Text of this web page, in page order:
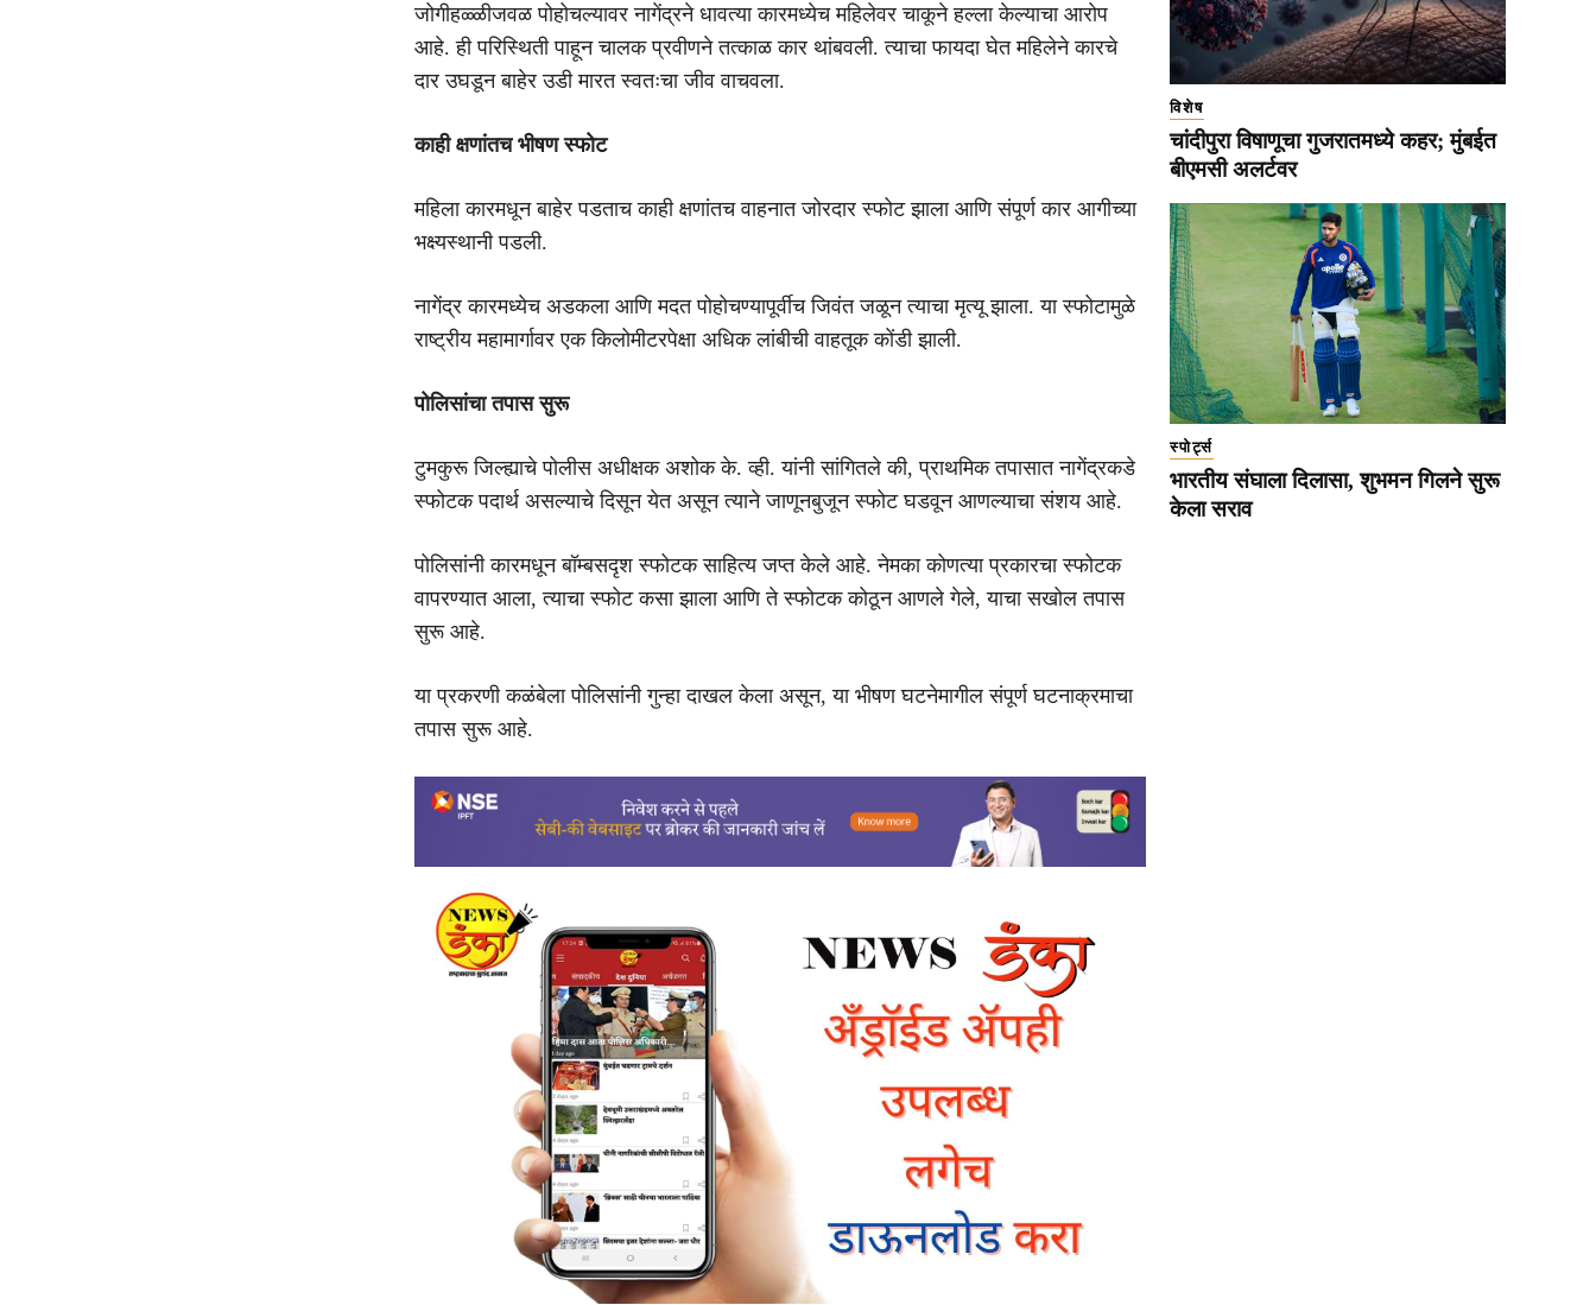
जोगीहळ्ळीजवळ पोहोचल्यावर नागेंद्रने धावत्या कारमध्येच महिलेवर चाकूने हल्ला केल्याचा आरोप
आहे. ही परिस्थिती पाहून चालक प्रवीणने तत्काळ कार थांबवली. त्याचा फायदा घेत महिलेने कारचे
दार उघडून बाहेर उडी मारत स्वतःचा जीव वाचवला.
काही क्षणांतच भीषण स्फोट
महिला कारमधून बाहेर पडताच काही क्षणांतच वाहनात जोरदार स्फोट झाला आणि संपूर्ण कार आगीच्या
भक्ष्यस्थानी पडली.
नागेंद्र कारमध्येच अडकला आणि मदत पोहोचण्यापूर्वीच जिवंत जळून त्याचा मृत्यू झाला. या स्फोटामुळे
राष्ट्रीय महामार्गावर एक किलोमीटरपेक्षा अधिक लांबीची वाहतूक कोंडी झाली.
पोलिसांचा तपास सुरू
टुमकुरू जिल्ह्याचे पोलीस अधीक्षक अशोक के. व्ही. यांनी सांगितले की, प्राथमिक तपासात नागेंद्रकडे
स्फोटक पदार्थ असल्याचे दिसून येत असून त्याने जाणूनबुजून स्फोट घडवून आणल्याचा संशय आहे.
पोलिसांनी कारमधून बॉम्बसदृश स्फोटक साहित्य जप्त केले आहे. नेमका कोणत्या प्रकारचा स्फोटक
वापरण्यात आला, त्याचा स्फोट कसा झाला आणि ते स्फोटक कोठून आणले गेले, याचा सखोल तपास
सुरू आहे.
या प्रकरणी कळंबेला पोलिसांनी गुन्हा दाखल केला असून, या भीषण घटनेमागील संपूर्ण घटनाक्रमाचा
तपास सुरू आहे.
विशेष
चांदीपुरा विषाणूचा गुजरातमध्ये कहर; मुंबईत
बीएमसी अलर्टवर
स्पोर्ट्स
भारतीय संघाला दिलासा, शुभमन गिलने सुरू
केला सराव